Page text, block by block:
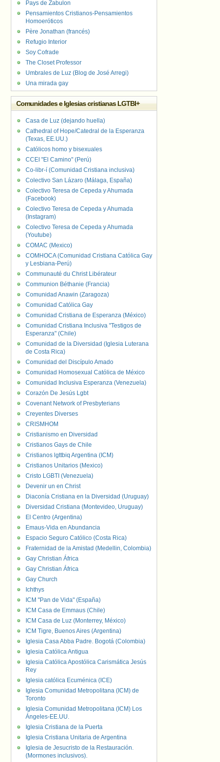
Pays de Zabulon
Pensamientos Cristianos-Pensamientos
Homoeróticos
Père Jonathan (francés)
Refugio Interior
Soy Cofrade
The Closet Professor
Umbrales de Luz (Blog de José Arregi)
Una mirada gay
Comunidades e Iglesias cristianas LGTBI+
Casa de Luz (dejando huella)
Cathedral of Hope/Catedral de la Esperanza
(Texas, EE.UU.)
Católicos homo y bisexuales
CCEI "El Camino" (Perú)
Co-libr-í (Comunidad Cristiana inclusiva)
Colectivo San Lázaro (Málaga, España)
Colectivo Teresa de Cepeda y Ahumada
(Facebook)
Colectivo Teresa de Cepeda y Ahumada
(Instagram)
Colectivo Teresa de Cepeda y Ahumada
(Youtube)
COMAC (Mexico)
COMHOCA (Comunidad Cristiana Católica Gay
y Lesbiana-Perú)
Communauté du Christ Libérateur
Communion Béthanie (Francia)
Comunidad Anawin (Zaragoza)
Comunidad Católica Gay
Comunidad Cristiana de Esperanza (México)
Comunidad Cristiana Inclusiva "Testigos de
Esperanza" (Chile)
Comunidad de la Diversidad (Iglesia Luterana
de Costa Rica)
Comunidad del Discípulo Amado
Comunidad Homosexual Católica de México
Comunidad Inclusiva Esperanza (Venezuela)
Corazón De Jesús Lgbt
Covenant Network of Presbyterians
Creyentes Diverses
CRISMHOM
Cristianismo en Diversidad
Cristianos Gays de Chile
Cristianos lgttbiq Argentina (ICM)
Cristianos Unitarios (Mexico)
Cristo LGBTI (Venezuela)
Devenir un en Christ
Diaconía Cristiana en la Diversidad (Uruguay)
Diversidad Cristiana (Montevideo, Uruguay)
El Centro (Argentina)
Emaus-Vida en Abundancia
Espacio Seguro Católico (Costa Rica)
Fraternidad de la Amistad (Medellin, Colombia)
Gay Christian África
Gay Christian África
Gay Church
Ichthys
ICM "Pan de Vida" (España)
ICM Casa de Emmaus (Chile)
ICM Casa de Luz (Monterrey, México)
ICM Tigre, Buenos Aires (Argentina)
Iglesia Casa Abba Padre. Bogotá (Colombia)
Iglesia Católica Antigua
Iglesia Católica Apostólica Carismática Jesús
Rey
Iglesia católica Ecuménica (ICE)
Iglesia Comunidad Metropolitana (ICM) de
Toronto
Iglesia Comunidad Metropolitana (ICM) Los
Ángeles-EE.UU.
Iglesia Cristiana de la Puerta
Iglesia Cristiana Unitaria de Argentina
Iglesia de Jesucristo de la Restauración.
(Mormones inclusivos).